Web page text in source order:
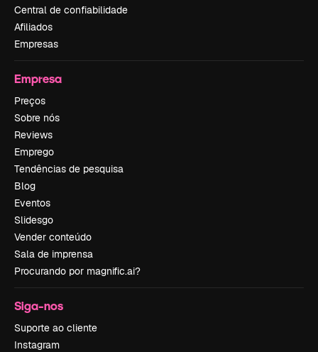
Central de confiabilidade
Afiliados
Empresas
Empresa
Preços
Sobre nós
Reviews
Emprego
Tendências de pesquisa
Blog
Eventos
Slidesgo
Vender conteúdo
Sala de imprensa
Procurando por magnific.ai?
Siga-nos
Suporte ao cliente
Instagram